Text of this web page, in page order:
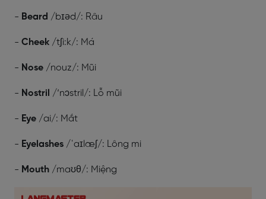
- Beard /bɪəd/: Râu
- Cheek /tʃi:k/: Má
- Nose /nouz/: Mũi
- Nostril /‘nɔstril/: Lỗ mũi
- Eye /ai/: Mắt
- Eyelashes /ˈaɪlæʃ/: Lông mi
- Mouth /maʊθ/: Miệng